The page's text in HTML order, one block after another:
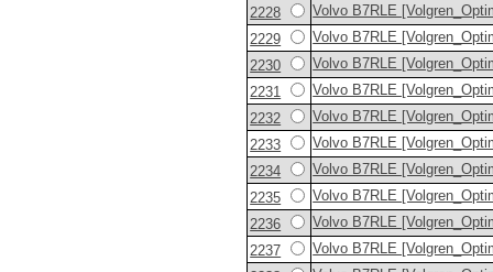
2228
Volvo B7RLE
2229
Volvo B7RLE
2230
Volvo B7RLE
2231
Volvo B7RLE
2232
Volvo B7RLE
2233
Volvo B7RLE
2234
Volvo B7RLE
2235
Volvo B7RLE
2236
Volvo B7RLE
2237
Volvo B7RLE